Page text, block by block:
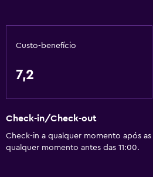
Acessibilidade e adequação
cobradas taxas extras.
Acessível
Custo-benefício
7,2
Check-in/Check-out
Check-in a qualquer momento após
qualquer momento antes das 11:00.